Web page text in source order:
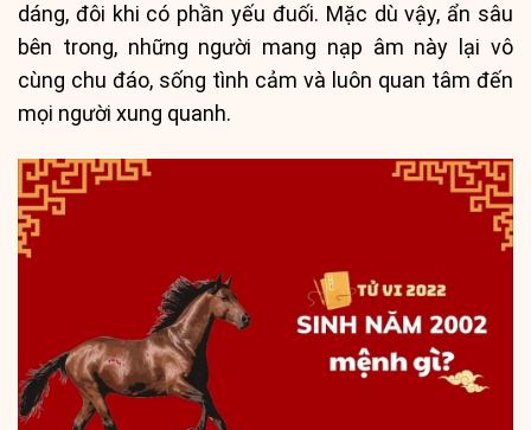
dáng, đôi khi có phần yếu đuối. Mặc dù vậy, ẩn sâu
bên trong, những người mang nạp âm này lại vô
cùng chu đáo, sống tình cảm và luôn quan tâm đến
mọi người xung quanh.